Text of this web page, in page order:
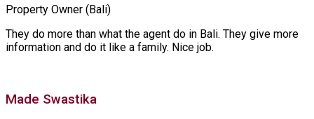
Property Owner (Bali)
They do more than what the agent do in Bali. They give more
information and do it like a family. Nice job.
Made Swastika